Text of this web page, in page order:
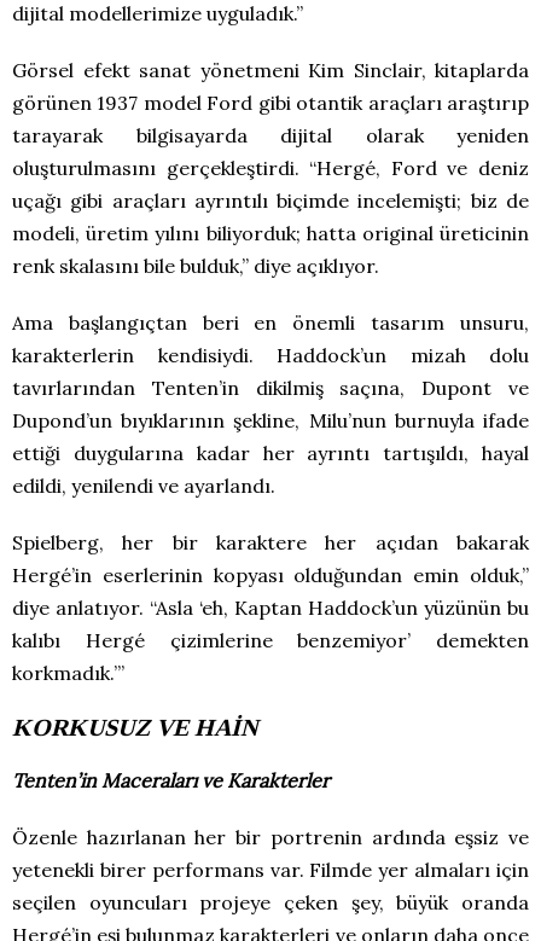
dijital modellerimize uyguladık.”
Görsel efekt sanat yönetmeni Kim Sinclair, kitaplarda
görünen 1937 model Ford gibi otantik araçları araştırıp
tarayarak bilgisayarda dijital olarak yeniden
oluşturulmasını gerçekleştirdi. “Hergé, Ford ve deniz
uçağı gibi araçları ayrıntılı biçimde incelemişti; biz de
modeli, üretim yılını biliyorduk; hatta original üreticinin
renk skalasını bile bulduk,” diye açıklıyor.
Ama başlangıçtan beri en önemli tasarım unsuru,
karakterlerin kendisiydi. Haddock’un mizah dolu
tavırlarından Tenten’in dikilmiş saçına, Dupont ve
Dupond’un bıyıklarının şekline, Milu’nun burnuyla ifade
ettiği duygularına kadar her ayrıntı tartışıldı, hayal
edildi, yenilendi ve ayarlandı.
Spielberg, her bir karaktere her açıdan bakarak
Hergé’in eserlerinin kopyası olduğundan emin olduk,”
diye anlatıyor. “Asla ‘eh, Kaptan Haddock’un yüzünün bu
kalıbı Hergé çizimlerine benzemiyor’ demekten
korkmadık.’”
KORKUSUZ VE HAİN
Tenten’in Maceraları ve Karakterler
Özenle hazırlanan her bir portrenin ardında eşsiz ve
yetenekli birer performans var. Filmde yer almaları için
seçilen oyuncuları projeye çeken şey, büyük oranda
Hergé’in eşi bulunmaz karakterleri ve onların daha once